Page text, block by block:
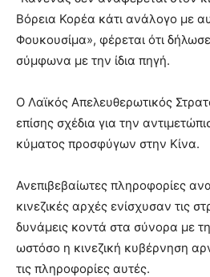
Βόρεια Κορέα κάτι ανάλογο με
Φουκουσίμα», φέρεται ότι
σύμφωνα με την ίδια πηγή.
Ο Λαϊκός Απελευθερωτικός
επίσης σχέδια για την
κύματος προσφύγων στην Κίνα.
Ανεπιβεβαίωτες πληροφορίες
κινεζικές αρχές ενίσχυσαν τις
δυνάμεις κοντά στα σύνορα με
ωστόσο η κινεζική κυβέρνηση
τις πληροφορίες αυτές.